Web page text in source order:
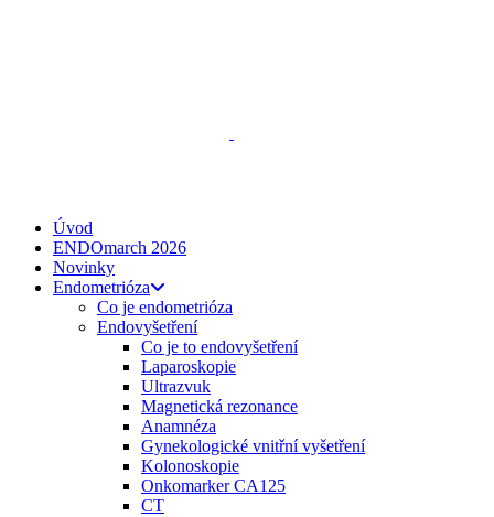
Úvod
ENDOmarch 2026
Novinky
Endometrióza
Co je endometrióza
Endovyšetření
Co je to endovyšetření
Laparoskopie
Ultrazvuk
Magnetická rezonance
Anamnéza
Gynekologické vnitřní vyšetření
Kolonoskopie
Onkomarker CA125
CT